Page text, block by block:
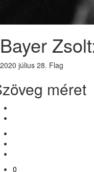
Bayer
2020 július 28. Flag
méret
0